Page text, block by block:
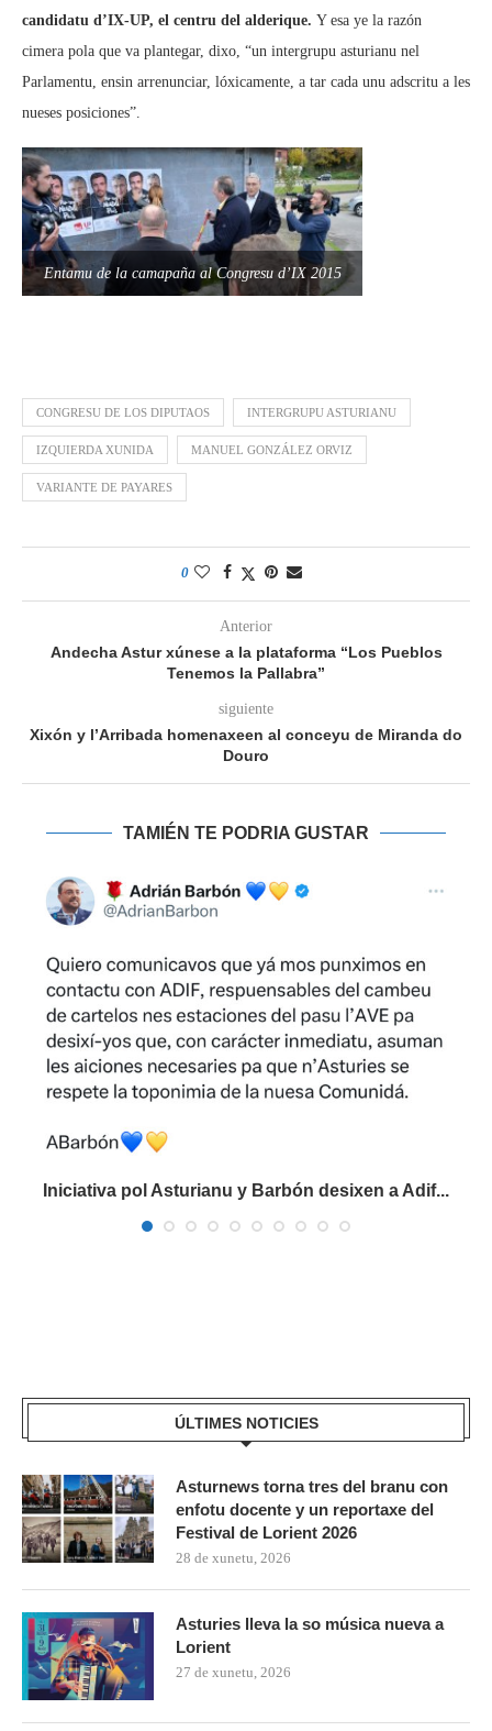
candidatu d’IX-UP, el centru del alderique. Y esa ye la razón
cimera pola que va plantegar, dixo, “un intergrupu asturianu nel
Parlamentu, ensin arrenunciar, lóxicamente, a tar cada unu adscritu a les
nueses posiciones”.
Entamu de la camapaña al Congresu d’IX 2015
CONGRESU DE LOS DIPUTAOS INTERGRUPU ASTURIANU
IZQUIERDA XUNIDA MANUEL GONZÁLEZ ORVIZ
VARIANTE DE PAYARES
0
Anterior
Andecha Astur xúnese a la plataforma “Los Pueblos
Tenemos la Pallabra”
siguiente
Xixón y l’Arribada homenaxeen al conceyu de Miranda do
Douro
TAMIÉN TE PODRIA GUSTAR
Iniciativa pol Asturianu y Barbón desixen a Adif...
ÚLTIMES NOTICIES
Asturnews torna tres del branu con
enfotu docente y un reportaxe del
Festival de Lorient 2026
28 de xunetu, 2026
Asturies lleva la so música nueva a
Lorient
27 de xunetu, 2026